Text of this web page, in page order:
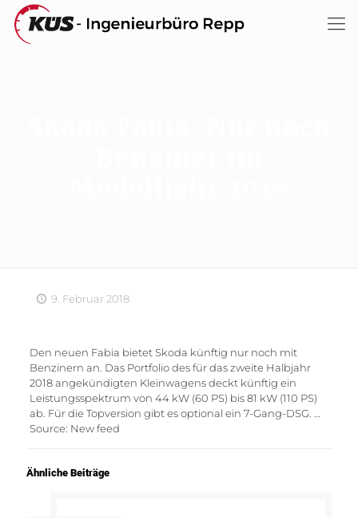
9. Februar 2018
Den neuen Fabia bietet Skoda künftig nur noch mit
Benzinern an. Das Portfolio des für das zweite Halbjahr
2018 angekündigten Kleinwagens deckt künftig ein
Leistungsspektrum von 44 kW (60 PS) bis 81 kW (110 PS)
ab. Für die Topversion gibt es optional ein 7-Gang-DSG. …
Source: New feed
Ähnliche Beiträge